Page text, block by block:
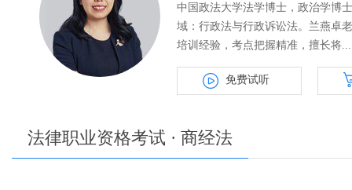
中国政法大学法学博士，政治学博
域：行政法与行政诉讼法。兰燕卓
培训经验，考点把握精准，擅长将...
免费试听
法律职业资格考试 · 商经法